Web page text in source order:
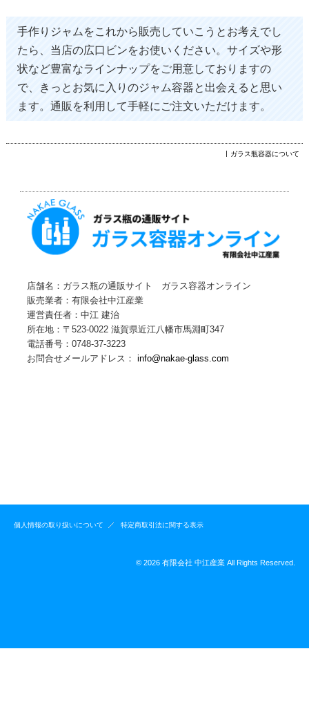
手作り ジャム をこれから販売していこうとお考えでし
たら、当店の広口 ビンをお使いください。サイズや形
状など豊富なラインナップをご用意しておりますの
で、きっとお気に入りのジャム容器と出会えると思い
ます。通販を利用して手軽にご注文いただけます。
ガラス瓶容器について
店舗名：ガラス瓶の通販サイト ガラス容器オンライン
販売業者：有限会社中江産業
運営責任者：中江 建治
所在地：〒523-0022 滋賀県近江八幡市馬淵町347
電話番号：0748-37-3223
お問合せメールアドレス： info@nakae-glass.com
個人情報の取り扱いについて 特定商取引法に関する表示
© 2026 有限会社 中江産業 All Rights Reserved.